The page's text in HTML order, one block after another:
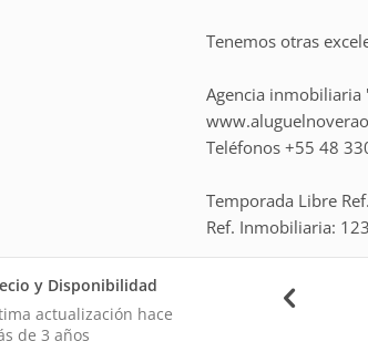
Tenemos otras
Agencia inmobiliaria
Teléfonos +55 48
Temporada Libre
Ref. Inmobiliaria:
y Disponibilidad
actualización hace
de 3 años